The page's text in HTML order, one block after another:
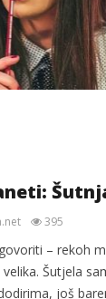
13. akcija
Prekid
Od
Popis
395
– rekoh
Šutjela
još